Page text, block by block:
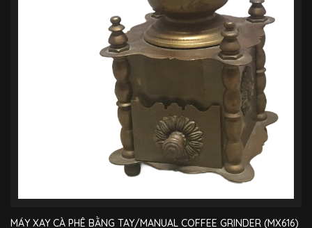
MÁY XAY CÀ PHÊ BẰNG TAY/MANUAL COFFEE GRINDER (MX616)